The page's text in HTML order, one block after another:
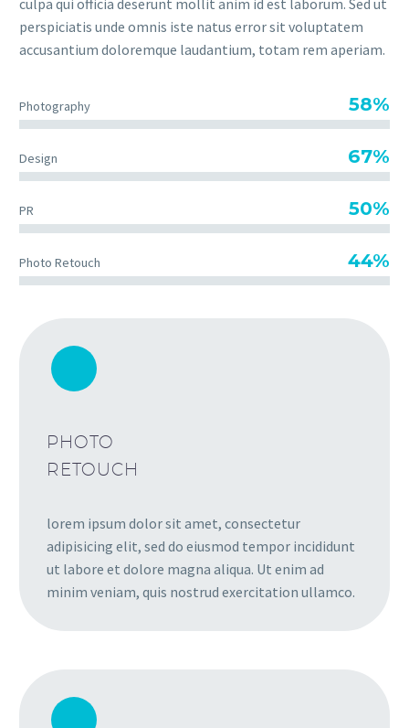
culpa qui officia deserunt mollit anim id est laborum. Sed ut
perspiciatis unde omnis iste natus error sit voluptatem
accusantium doloremque laudantium, totam rem aperiam.
Photography 58%
Design 67%
PR 50%
Photo Retouch 44%
PHOTO
RETOUCH
lorem ipsum dolor sit amet, consectetur
adipisicing elit, sed do eiusmod tempor incididunt
ut labore et dolore magna aliqua. Ut enim ad
minim veniam, quis nostrud exercitation ullamco.